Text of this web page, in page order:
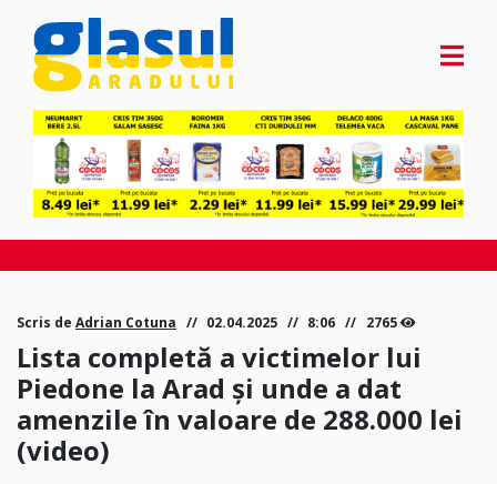
Scris de Adrian Cotuna 02.04.2025 8:06 2765
Lista completă a victimelor lui
Piedone la Arad și unde a dat
amenzile în valoare de 288.000 lei
(video)